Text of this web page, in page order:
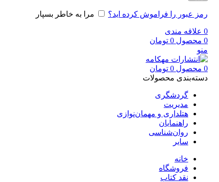
رمز عبور را فراموش کرده اید؟ مرا به خاطر بسپار
0 علاقه مندی
0 محصول 0 تومان
منو
0 محصول 0 تومان
دسته‌بندی محصولات
گردشگری
مدیریت
هتلداری و مهمان‌نوازی
راهنمایان
روان‌شناسی
سایر
خانه
فروشگاه
نقد کتاب